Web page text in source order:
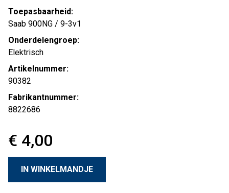
Toepasbaarheid:
Saab 900NG / 9-3v1
Onderdelengroep:
Elektrisch
Artikelnummer:
90382
Fabrikantnummer:
8822686
€ 4,00